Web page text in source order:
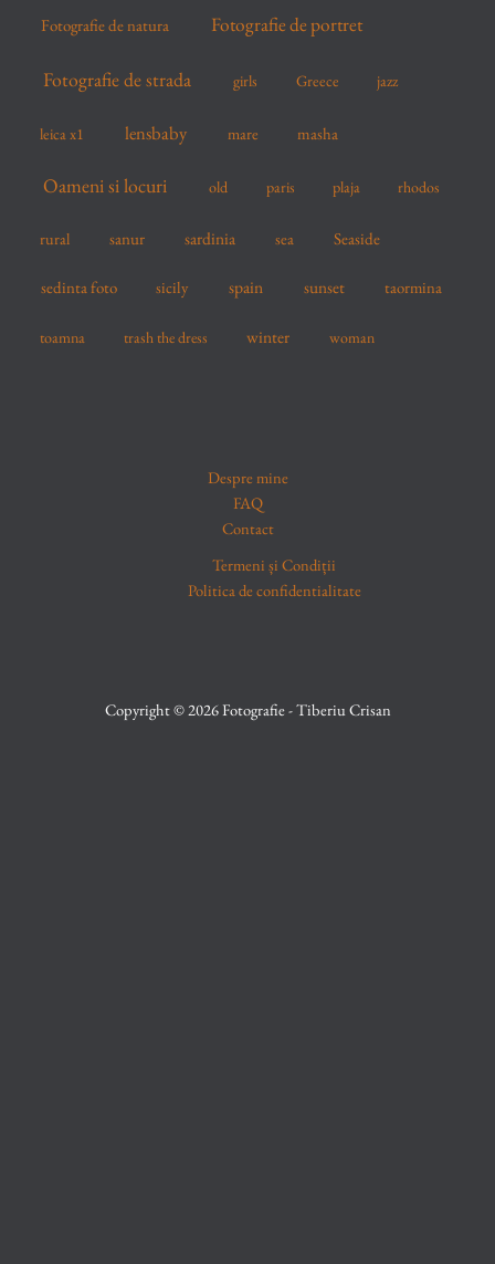
Fotografie de natura Fotografie de portret
Fotografie de strada girls Greece jazz
leica x1 lensbaby mare masha
Oameni si locuri old paris plaja rhodos
rural sanur sardinia sea Seaside
sedinta foto sicily spain sunset taormina
toamna trash the dress winter woman
Despre mine
FAQ
Contact
Termeni și Condiții
Politica de confidentialitate
Copyright © 2026 Fotografie - Tiberiu Crisan